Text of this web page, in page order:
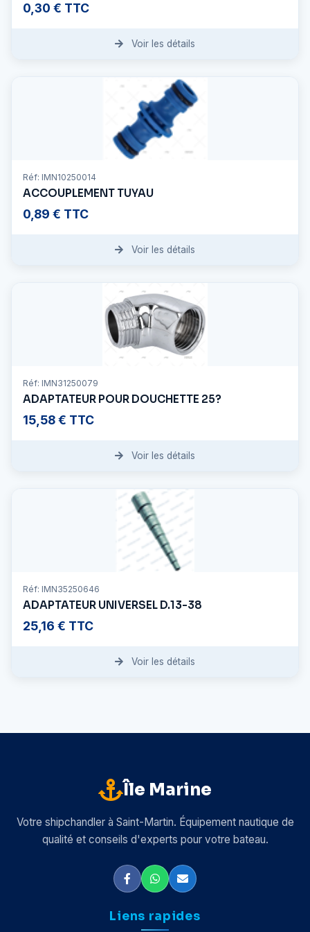
0,30 € TTC
Voir les détails
Réf: IMN10250014
ACCOUPLEMENT TUYAU
0,89 € TTC
Voir les détails
Réf: IMN31250079
ADAPTATEUR POUR DOUCHETTE 25?
15,58 € TTC
Voir les détails
Réf: IMN35250646
ADAPTATEUR UNIVERSEL D.13-38
25,16 € TTC
Voir les détails
Île Marine
Votre shipchandler à Saint-Martin. Équipement nautique de
qualité et conseils d'experts pour votre bateau.
Liens rapides